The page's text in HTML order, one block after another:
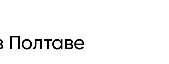
Полтаве